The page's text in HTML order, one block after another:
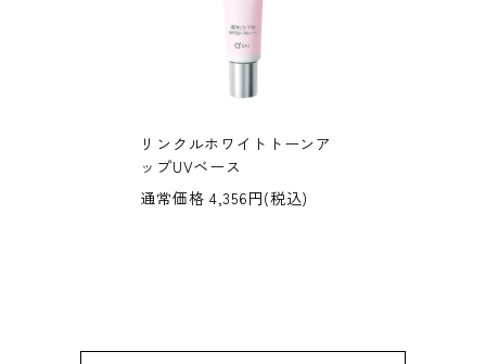
リンクルホワイトトーンア
ップUVベース
通常価格 4,356円(税込)